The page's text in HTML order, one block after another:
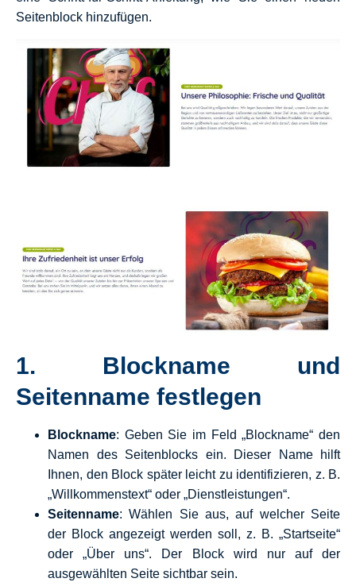
Seitenblock hinzufügen.
1. Blockname und
Seitenname festlegen
Blockname: Geben Sie im Feld „Blockname“ den
Namen des Seitenblocks ein. Dieser Name hilft
Ihnen, den Block später leicht zu identifizieren, z. B.
„Willkommenstext“ oder „Dienstleistungen“.
Seitenname: Wählen Sie aus, auf welcher Seite
der Block angezeigt werden soll, z. B. „Startseite“
oder „Über uns“. Der Block wird nur auf der
ausgewählten Seite sichtbar sein.